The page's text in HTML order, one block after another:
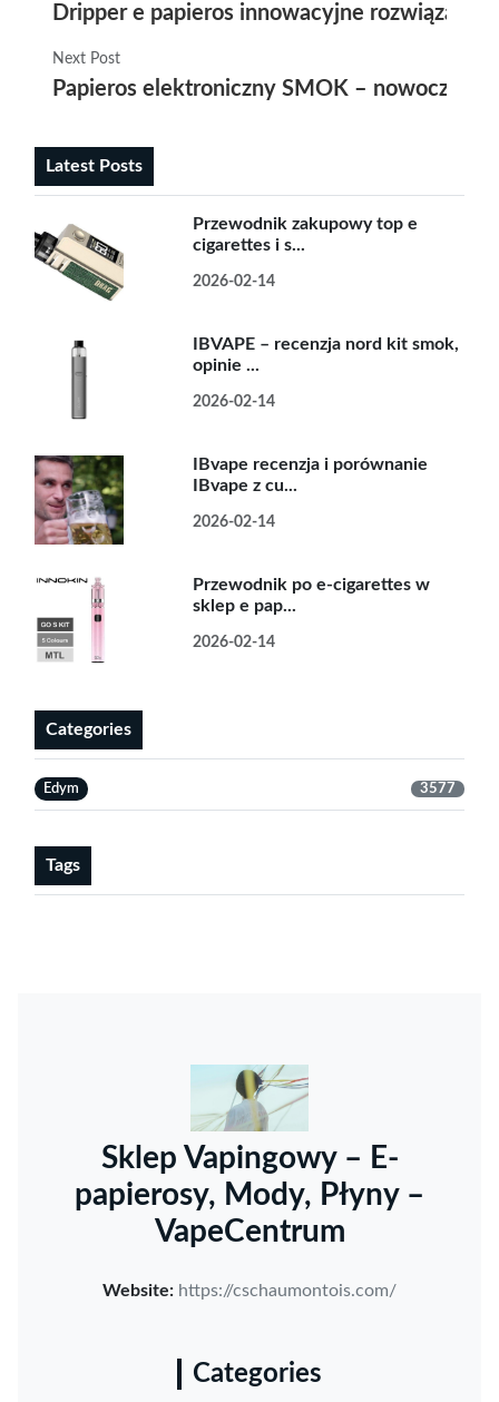
Dripper e papieros innowacyjne rozwiązania
Next Post
Papieros elektroniczny SMOK –
Latest Posts
Przewodnik zakupowy top e
cigarettes i s...
2026-02-14
IBVAPE – recenzja nord kit smok,
opinie ...
2026-02-14
IBvape recenzja i porównanie
IBvape z cu...
2026-02-14
Przewodnik po e-cigarettes w
sklep e pap...
2026-02-14
Categories
Edym 3577
Tags
Sklep Vapingowy – E-
papierosy, Mody, Płyny –
VapeCentrum
Website: https://cschaumontois.com/
Categories